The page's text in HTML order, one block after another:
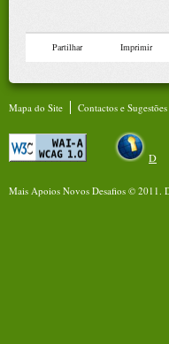
Partilhar Imprimir
Mapa do Site Contactos e Sugestões
D
Mais Apoios Novos Desafios © 2011.